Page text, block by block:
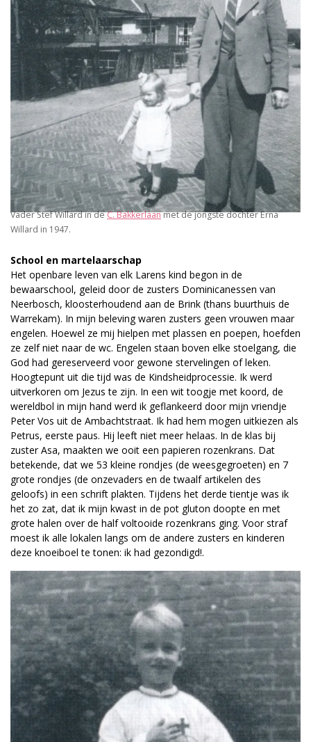
Vader Stef Willard in deC. Bakkerlaanmet de jongste dochter Erna
Willard in 1947.
School en martelaarschap
Het openbare leven van elk Larens kind begon in de
bewaarschool, geleid door de zusters Dominicanessen van
Neerbosch, kloosterhoudend aan de Brink (thans buurthuis de
Warrekam). In mijn beleving waren zusters geen vrouwen maar
engelen. Hoewel ze mij hielpen met plassen en poepen, hoefden
ze zelf niet naar de wc. Engelen staan boven elke stoelgang, die
God had gereserveerd voor gewone stervelingen of leken.
Hoogtepunt uit die tijd was de Kindsheidprocessie. Ik werd
uitverkoren om Jezus te zijn. In een wit toogje met koord, de
wereldbol in mijn hand werd ik geflankeerd door mijn vriendje
Peter Vos uit de Ambachtstraat. Ik had hem mogen uitkiezen als
Petrus, eerste paus. Hij leeft niet meer helaas. In de klas bij
zuster Asa, maakten we ooit een papieren rozenkrans. Dat
betekende, dat we 53 kleine rondjes (de weesgegroeten) en 7
grote rondjes (de onzevaders en de twaalf artikelen des
geloofs) in een schrift plakten. Tijdens het derde tientje was ik
het zo zat, dat ik mijn kwast in de pot gluton doopte en met
grote halen over de half voltooide rozenkrans ging. Voor straf
moest ik alle lokalen langs om de andere zusters en kinderen
deze knoeiboel te tonen: ik had gezondigd!.